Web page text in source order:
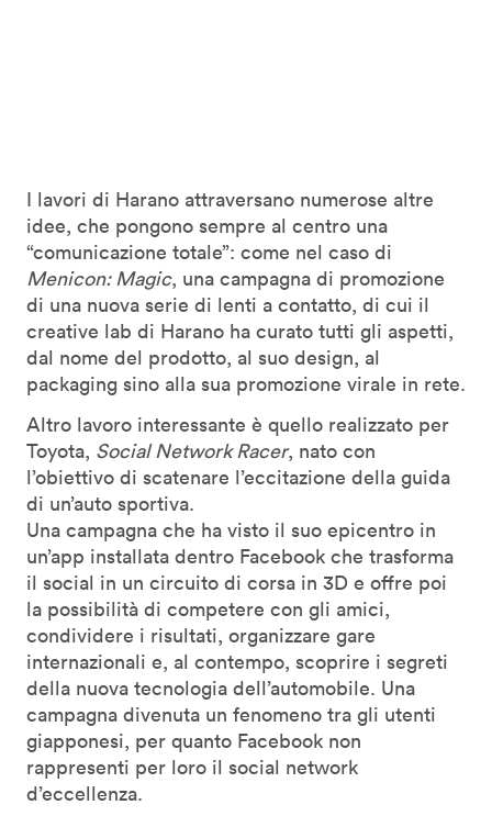
I lavori di Harano attraversano numerose altre
idee, che pongono sempre al centro una
“comunicazione totale”: come nel caso di
Menicon: Magic, una campagna di promozione
di una nuova serie di lenti a contatto, di cui il
creative lab di Harano ha curato tutti gli aspetti,
dal nome del prodotto, al suo design, al
packaging sino alla sua promozione virale in rete.
Altro lavoro interessante è quello realizzato per
Toyota, Social Network Racer, nato con
l’obiettivo di scatenare l’eccitazione della guida
di un’auto sportiva.
Una campagna che ha visto il suo epicentro in
un’app installata dentro Facebook che trasforma
il social in un circuito di corsa in 3D e offre poi
la possibilità di competere con gli amici,
condividere i risultati, organizzare gare
internazionali e, al contempo, scoprire i segreti
della nuova tecnologia dell’automobile. Una
campagna divenuta un fenomeno tra gli utenti
giapponesi, per quanto Facebook non
rappresenti per loro il social network
d’eccellenza.